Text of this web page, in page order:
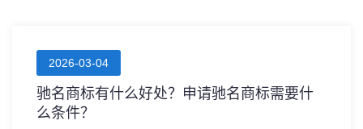
2026-03-04
驰名商标有什么好处？申请驰名商标需要什
么条件？